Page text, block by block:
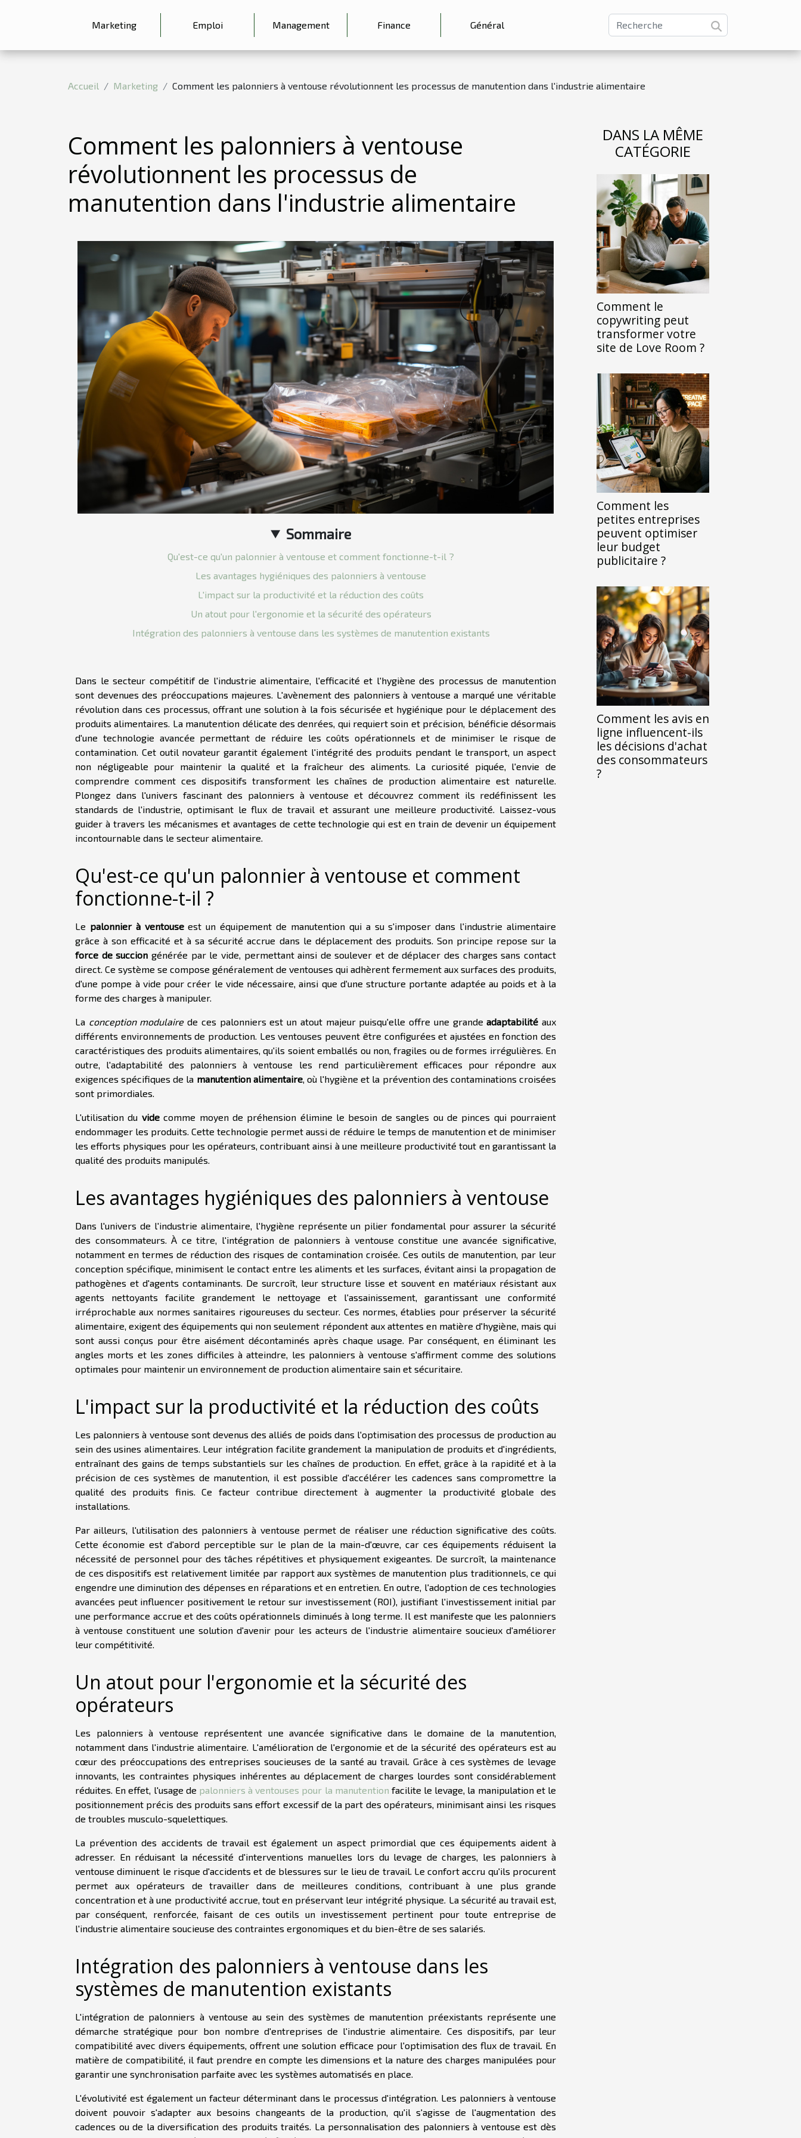
Marketing Emploi Management Finance Général
Accueil Marketing Comment les palonniers à ventouse révolutionnent les processus de manutention dans l'industrie alimentaire
Comment les palonniers à ventouse
révolutionnent les processus de
manutention dans l'industrie alimentaire
Sommaire
Qu'est-ce qu'un palonnier à ventouse et comment fonctionne-t-il ?
Les avantages hygiéniques des palonniers à ventouse
L'impact sur la productivité et la réduction des coûts
Un atout pour l'ergonomie et la sécurité des opérateurs
Intégration des palonniers à ventouse dans les systèmes de manutention existants
Dans le secteur compétitif de l'industrie alimentaire, l'efficacité et l'hygiène des processus de manutention
sont devenues des préoccupations majeures. L'avènement des palonniers à ventouse a marqué une véritable
révolution dans ces processus, offrant une solution à la fois sécurisée et hygiénique pour le déplacement des
produits alimentaires. La manutention délicate des denrées, qui requiert soin et précision, bénéficie désormais
d'une technologie avancée permettant de réduire les coûts opérationnels et de minimiser le risque de
contamination. Cet outil novateur garantit également l'intégrité des produits pendant le transport, un aspect
non négligeable pour maintenir la qualité et la fraîcheur des aliments. La curiosité piquée, l'envie de
comprendre comment ces dispositifs transforment les chaînes de production alimentaire est naturelle.
Plongez dans l'univers fascinant des palonniers à ventouse et découvrez comment ils redéfinissent les
standards de l'industrie, optimisant le flux de travail et assurant une meilleure productivité. Laissez-vous
guider à travers les mécanismes et avantages de cette technologie qui est en train de devenir un équipement
incontournable dans le secteur alimentaire.
Qu'est-ce qu'un palonnier à ventouse et comment
fonctionne-t-il ?
Le palonnier à ventouseest un équipement de manutention qui a su s'imposer dans l'industrie alimentaire
grâce à son efficacité et à sa sécurité accrue dans le déplacement des produits. Son principe repose sur la
force de succion générée par le vide, permettant ainsi de soulever et de déplacer des charges sans contact
direct. Ce système se compose généralement de ventouses qui adhèrent fermement aux surfaces des produits,
d'une pompe à vide pour créer le vide nécessaire, ainsi que d'une structure portante adaptée au poids et à la
forme des charges à manipuler.
La conception modulairede ces palonniers est un atout majeur puisqu'elle offre une grandeadaptabilité aux
différents environnements de production. Les ventouses peuvent être configurées et ajustées en fonction des
caractéristiques des produits alimentaires, qu'ils soient emballés ou non, fragiles ou de formes irrégulières. En
outre, l'adaptabilité des palonniers à ventouse les rend particulièrement efficaces pour répondre aux
exigences spécifiques de la manutention alimentaire, où l'hygiène et la prévention des contaminations croisées
sont primordiales.
L'utilisation du videcomme moyen de préhension élimine le besoin de sangles ou de pinces qui pourraient
endommager les produits. Cette technologie permet aussi de réduire le temps de manutention et de minimiser
les efforts physiques pour les opérateurs, contribuant ainsi à une meilleure productivité tout en garantissant la
qualité des produits manipulés.
Les avantages hygiéniques des palonniers à ventouse
Dans l'univers de l'industrie alimentaire, l'hygiène représente un pilier fondamental pour assurer la sécurité
des consommateurs. À ce titre, l'intégration de palonniers à ventouse constitue une avancée significative,
notamment en termes de réduction des risques de contamination croisée. Ces outils de manutention, par leur
conception spécifique, minimisent le contact entre les aliments et les surfaces, évitant ainsi la propagation de
pathogènes et d'agents contaminants. De surcroît, leur structure lisse et souvent en matériaux résistant aux
agents nettoyants facilite grandement le nettoyage et l'assainissement, garantissant une conformité
irréprochable aux normes sanitaires rigoureuses du secteur. Ces normes, établies pour préserver la sécurité
alimentaire, exigent des équipements qui non seulement répondent aux attentes en matière d'hygiène, mais qui
sont aussi conçus pour être aisément décontaminés après chaque usage. Par conséquent, en éliminant les
angles morts et les zones difficiles à atteindre, les palonniers à ventouse s'affirment comme des solutions
optimales pour maintenir un environnement de production alimentaire sain et sécuritaire.
L'impact sur la productivité et la réduction des coûts
Les palonniers à ventouse sont devenus des alliés de poids dans l'optimisation des processus de production au
sein des usines alimentaires. Leur intégration facilite grandement la manipulation de produits et d'ingrédients,
entraînant des gains de temps substantiels sur les chaînes de production. En effet, grâce à la rapidité et à la
précision de ces systèmes de manutention, il est possible d'accélérer les cadences sans compromettre la
qualité des produits finis. Ce facteur contribue directement à augmenter la productivité globale des
installations.
Par ailleurs, l'utilisation des palonniers à ventouse permet de réaliser une réduction significative des coûts.
Cette économie est d'abord perceptible sur le plan de la main-d'œuvre, car ces équipements réduisent la
nécessité de personnel pour des tâches répétitives et physiquement exigeantes. De surcroît, la maintenance
de ces dispositifs est relativement limitée par rapport aux systèmes de manutention plus traditionnels, ce qui
engendre une diminution des dépenses en réparations et en entretien. En outre, l'adoption de ces technologies
avancées peut influencer positivement le retour sur investissement (ROI), justifiant l'investissement initial par
une performance accrue et des coûts opérationnels diminués à long terme. Il est manifeste que les palonniers
à ventouse constituent une solution d'avenir pour les acteurs de l'industrie alimentaire soucieux d'améliorer
leur compétitivité.
Un atout pour l'ergonomie et la sécurité des
opérateurs
Les palonniers à ventouse représentent une avancée significative dans le domaine de la manutention,
notamment dans l'industrie alimentaire. L'amélioration de l'ergonomie et de la sécurité des opérateurs est au
cœur des préoccupations des entreprises soucieuses de la santé au travail. Grâce à ces systèmes de levage
innovants, les contraintes physiques inhérentes au déplacement de charges lourdes sont considérablement
réduites. En effet, l'usage de palonniers à ventouses pour la manutention facilite le levage, la manipulation et le
positionnement précis des produits sans effort excessif de la part des opérateurs, minimisant ainsi les risques
de troubles musculo-squelettiques.
La prévention des accidents de travail est également un aspect primordial que ces équipements aident à
adresser. En réduisant la nécessité d'interventions manuelles lors du levage de charges, les palonniers à
ventouse diminuent le risque d'accidents et de blessures sur le lieu de travail. Le confort accru qu'ils procurent
permet aux opérateurs de travailler dans de meilleures conditions, contribuant à une plus grande
concentration et à une productivité accrue, tout en préservant leur intégrité physique. La sécurité au travail est,
par conséquent, renforcée, faisant de ces outils un investissement pertinent pour toute entreprise de
l'industrie alimentaire soucieuse des contraintes ergonomiques et du bien-être de ses salariés.
Intégration des palonniers à ventouse dans les
systèmes de manutention existants
L'intégration de palonniers à ventouse au sein des systèmes de manutention préexistants représente une
démarche stratégique pour bon nombre d'entreprises de l'industrie alimentaire. Ces dispositifs, par leur
compatibilité avec divers équipements, offrent une solution efficace pour l'optimisation des flux de travail. En
matière de compatibilité, il faut prendre en compte les dimensions et la nature des charges manipulées pour
garantir une synchronisation parfaite avec les systèmes automatisés en place.
L'évolutivité est également un facteur déterminant dans le processus d'intégration. Les palonniers à ventouse
doivent pouvoir s'adapter aux besoins changeants de la production, qu'il s'agisse de l'augmentation des
cadences ou de la diversification des produits traités. La personnalisation des palonniers à ventouse est dès
DANS LA MÊME
CATÉGORIE
Comment le
copywriting peut
transformer votre
site de Love Room ?
Comment les
petites entreprises
peuvent optimiser
leur budget
publicitaire ?
Comment les avis en
ligne influencent-ils
les décisions d'achat
des consommateurs
?